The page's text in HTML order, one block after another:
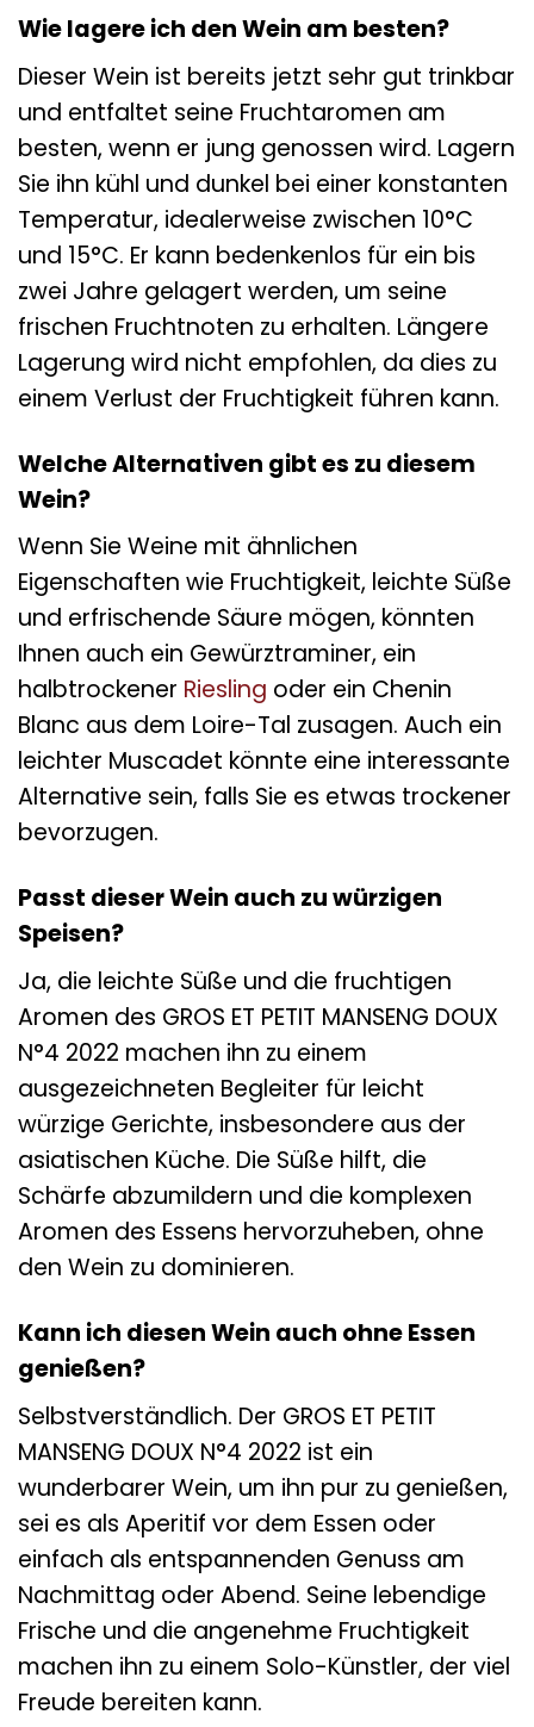
Wie lagere ich den Wein am besten?
Dieser Wein ist bereits jetzt sehr gut trinkbar
und entfaltet seine Fruchtaromen am
besten, wenn er jung genossen wird. Lagern
Sie ihn kühl und dunkel bei einer konstanten
Temperatur, idealerweise zwischen 10°C
und 15°C. Er kann bedenkenlos für ein bis
zwei Jahre gelagert werden, um seine
frischen Fruchtnoten zu erhalten. Längere
Lagerung wird nicht empfohlen, da dies zu
einem Verlust der Fruchtigkeit führen kann.
Welche Alternativen gibt es zu diesem
Wein?
Wenn Sie Weine mit ähnlichen
Eigenschaften wie Fruchtigkeit, leichte Süße
und erfrischende Säure mögen, könnten
Ihnen auch ein Gewürztraminer, ein
halbtrockener Riesling oder ein Chenin
Blanc aus dem Loire-Tal zusagen. Auch ein
leichter Muscadet könnte eine interessante
Alternative sein, falls Sie es etwas trockener
bevorzugen.
Passt dieser Wein auch zu würzigen
Speisen?
Ja, die leichte Süße und die fruchtigen
Aromen des GROS ET PETIT MANSENG DOUX
N°4 2022 machen ihn zu einem
ausgezeichneten Begleiter für leicht
würzige Gerichte, insbesondere aus der
asiatischen Küche. Die Süße hilft, die
Schärfe abzumildern und die komplexen
Aromen des Essens hervorzuheben, ohne
den Wein zu dominieren.
Kann ich diesen Wein auch ohne Essen
genießen?
Selbstverständlich. Der GROS ET PETIT
MANSENG DOUX N°4 2022 ist ein
wunderbarer Wein, um ihn pur zu genießen,
sei es als Aperitif vor dem Essen oder
einfach als entspannenden Genuss am
Nachmittag oder Abend. Seine lebendige
Frische und die angenehme Fruchtigkeit
machen ihn zu einem Solo-Künstler, der viel
Freude bereiten kann.